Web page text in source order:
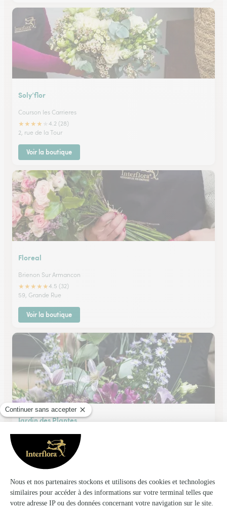
Soly’flor
Courson les Carrieres
★★★★
4.2 (28)
2, rue de la Tour
Voir la boutique
Floreal
Brienon Sur Armancon
★★★★★4.5 (32)
59, Grande Rue
Voir la boutique
Jardin des Plantes
★ ★3.1 (20)
C. Cial Intermarche 86, route de St Martin
Voir la boutique